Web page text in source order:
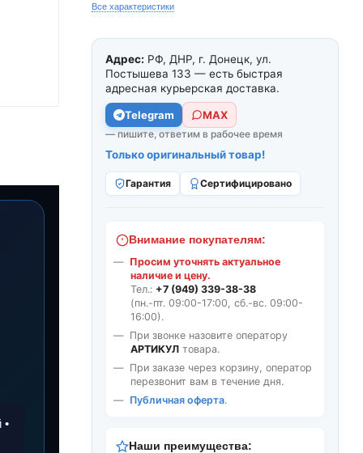
•
Все характеристики
Адрес: РФ, ДНР, г. Донецк, ул.
Постышева 133 — есть быстрая
адресная курьерская доставка.
Telegram МАХ
— пишите, ответим в рабочее время
Только оригинальный товар!
Гарантия Сертифицировано
Внимание покупателям:
Просим уточнять актуальное
наличие и цену.
Тел.: +7 (949) 339-38-38
(пн.-пт. 09:00-17:00, сб.-вс. 09:00-
16:00).
При звонке назовите оператору
АРТИКУЛ товара.
При заказе через корзину, оператор
перезвонит вам в течение дня.
Публичная оферта.
Наши преимущества: